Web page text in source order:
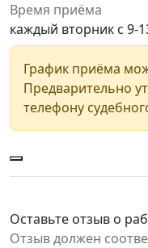
Время приёма
каждый вторник с 9-
График приёма
Предварительно
телефону
Оставьте отзыв о
Отзыв должен